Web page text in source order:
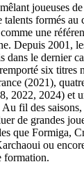
joueuses de
talents formés au
une
Depuis 2001,
dans le dernier
six titres
(2021),
2022, 2024) et
fil des saisons,
de grandes
que Formiga,
ou
formation.